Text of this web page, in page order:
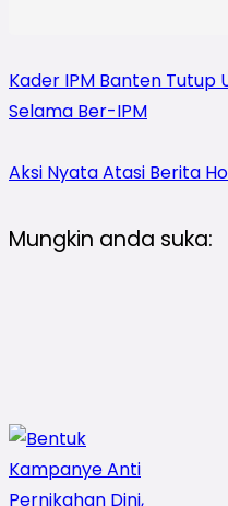
Kader IPM Banten Tutup
Selama Ber-IPM
Aksi Nyata Atasi Berita
Mungkin anda suka: